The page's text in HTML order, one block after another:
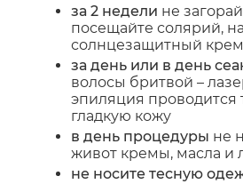
за 2 недели не
посещайте солярий,
солнцезащитный крем
за день или в день
волосы бритвой –
эпиляция проводится
гладкую кожу
в день процедуры не
живот кремы, масла и
не носите тесную